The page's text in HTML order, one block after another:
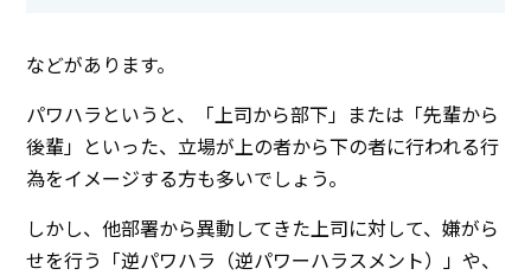
などがあります。
パワハラというと、「上司から部下」または「先輩から
後輩」といった、立場が上の者から下の者に行われる行
為をイメージする方も多いでしょう。
しかし、他部署から異動してきた上司に対して、嫌がら
せを行う「逆パワハラ（逆パワーハラスメント）」や、